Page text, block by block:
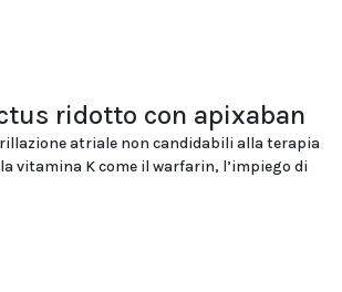
ridotto con apixaban
atriale non candidabili alla terapia
vitamina K come il warfarin, l’impiego di